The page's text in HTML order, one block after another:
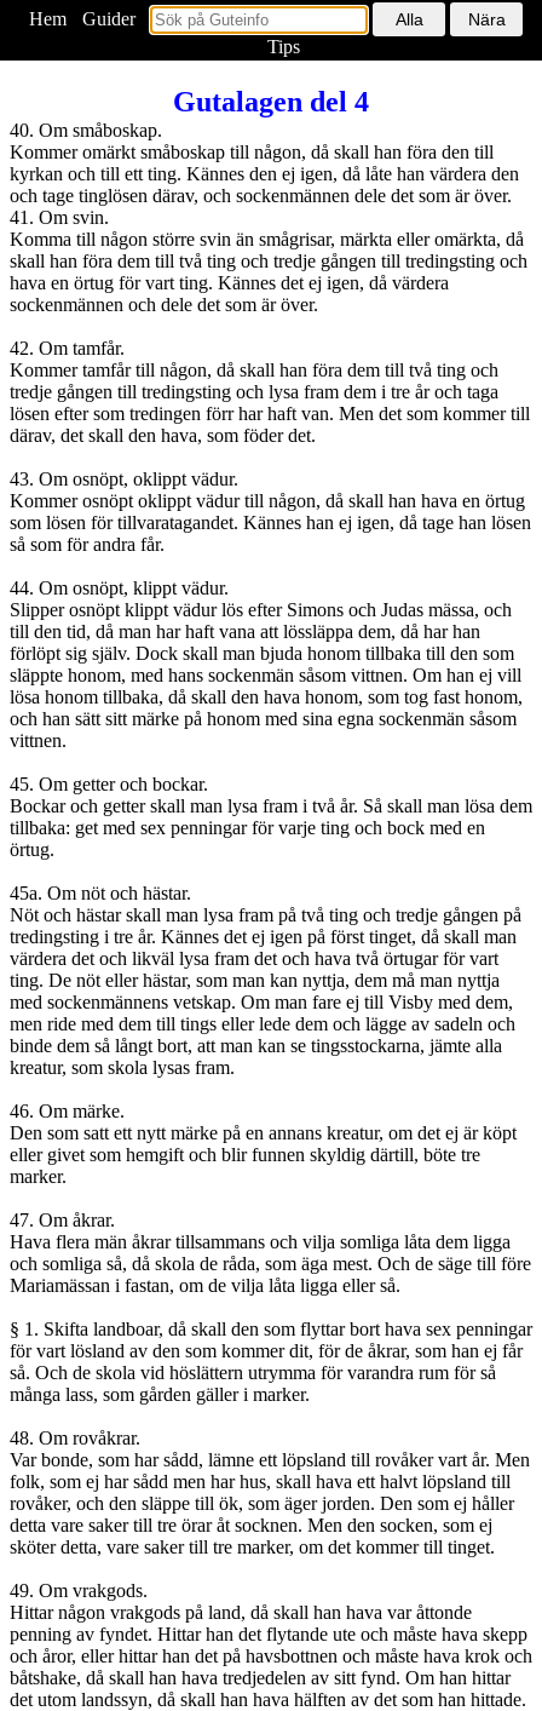
Hem
Guider
Tips
Gutalagen del 4
40. Om småboskap.
Kommer omärkt småboskap till någon, då skall han föra den till
kyrkan och till ett ting. Kännes den ej igen, då låte han värdera den
och tage tinglösen därav, och sockenmännen dele det som är över.
41. Om svin.
Komma till någon större svin än smågrisar, märkta eller omärkta, då
skall han föra dem till två ting och tredje gången till tredingsting och
hava en örtug för vart ting. Kännes det ej igen, då värdera
sockenmännen och dele det som är över.
42. Om tamfår.
Kommer tamfår till någon, då skall han föra dem till två ting och
tredje gången till tredingsting och lysa fram dem i tre år och taga
lösen efter som tredingen förr har haft van. Men det som kommer till
därav, det skall den hava, som föder det.
43. Om osnöpt, oklippt vädur.
Kommer osnöpt oklippt vädur till någon, då skall han hava en örtug
som lösen för tillvaratagandet. Kännes han ej igen, då tage han lösen
så som för andra får.
44. Om osnöpt, klippt vädur.
Slipper osnöpt klippt vädur lös efter Simons och Judas mässa, och
till den tid, då man har haft vana att lössläppa dem, då har han
förlöpt sig själv. Dock skall man bjuda honom tillbaka till den som
släppte honom, med hans sockenmän såsom vittnen. Om han ej vill
lösa honom tillbaka, då skall den hava honom, som tog fast honom,
och han sätt sitt märke på honom med sina egna sockenmän såsom
vittnen.
45. Om getter och bockar.
Bockar och getter skall man lysa fram i två år. Så skall man lösa dem
tillbaka: get med sex penningar för varje ting och bock med en
örtug.
45a. Om nöt och hästar.
Nöt och hästar skall man lysa fram på två ting och tredje gången på
tredingsting i tre år. Kännes det ej igen på först tinget, då skall man
värdera det och likväl lysa fram det och hava två örtugar för vart
ting. De nöt eller hästar, som man kan nyttja, dem må man nyttja
med sockenmännens vetskap. Om man fare ej till Visby med dem,
men ride med dem till tings eller lede dem och lägge av sadeln och
binde dem så långt bort, att man kan se tingsstockarna, jämte alla
kreatur, som skola lysas fram.
46. Om märke.
Den som satt ett nytt märke på en annans kreatur, om det ej är köpt
eller givet som hemgift och blir funnen skyldig därtill, böte tre
marker.
47. Om åkrar.
Hava flera män åkrar tillsammans och vilja somliga låta dem ligga
och somliga så, då skola de råda, som äga mest. Och de säge till före
Mariamässan i fastan, om de vilja låta ligga eller så.
§ 1. Skifta landboar, då skall den som flyttar bort hava sex penningar
för vart lösland av den som kommer dit, för de åkrar, som han ej får
så. Och de skola vid höslättern utrymma för varandra rum för så
många lass, som gården gäller i marker.
48. Om rovåkrar.
Var bonde, som har sådd, lämne ett löpsland till rovåker vart år. Men
folk, som ej har sådd men har hus, skall hava ett halvt löpsland till
rovåker, och den släppe till ök, som äger jorden. Den som ej håller
detta vare saker till tre örar åt socknen. Men den socken, som ej
sköter detta, vare saker till tre marker, om det kommer till tinget.
49. Om vrakgods.
Hittar någon vrakgods på land, då skall han hava var åttonde
penning av fyndet. Hittar han det flytande ute och måste hava skepp
och åror, eller hittar han det på havsbottnen och måste hava krok och
båtshake, då skall han hava tredjedelen av sitt fynd. Om han hittar
det utom landssyn, då skall han hava hälften av det som han hittade.